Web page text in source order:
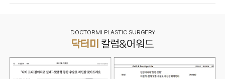
DOCTORMI PLASTIC SURGERY
닥터미 칼럼&어워드